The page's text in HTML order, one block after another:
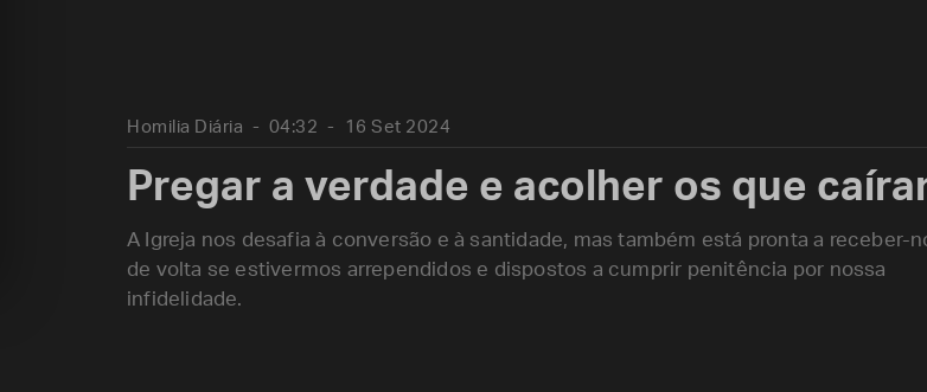
Homilia Diária 04:32 16 Set 2024
Pregar a verdade e acolher os que
A Igreja nos desafia à conversão e à santidade, mas também está pronta a receber-
de volta se estivermos arrependidos e dispostos a cumprir penitência por nossa
infidelidade.